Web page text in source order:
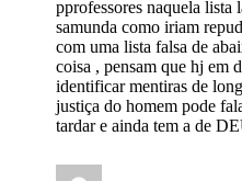
pprofessores naquela lista
samunda como iriam
com uma lista falsa de
coisa , pensam que hj em
identificar mentiras de
justiça do homem pode
tardar e ainda tem a de